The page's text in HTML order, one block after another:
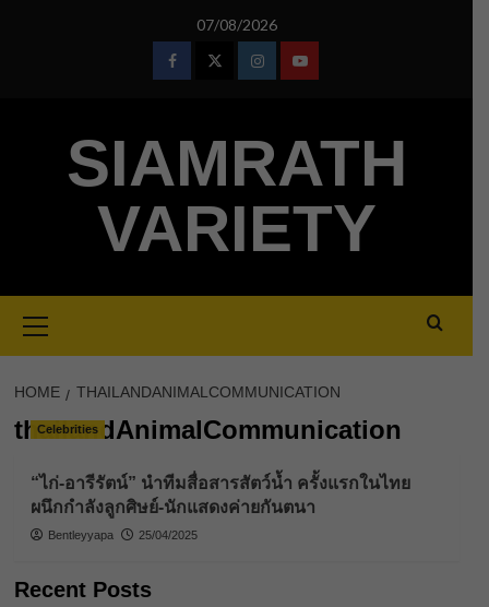
07/08/2026
FacebookTwitterInstagramYoutube
SIAMRATH
VARIETY
Menu
HOME THAILANDANIMALCOMMUNICATION
thailandAnimalCommunication
Celebrities
“ไก่-อารีรัตน์” นำทีมสื่อสารสัตว์น้ำ ครั้งแรกในไทย
ผนึกกำลังลูกศิษย์-นักแสดงค่ายกันตนา
Bentleyyapa 25/04/2025
Recent Posts